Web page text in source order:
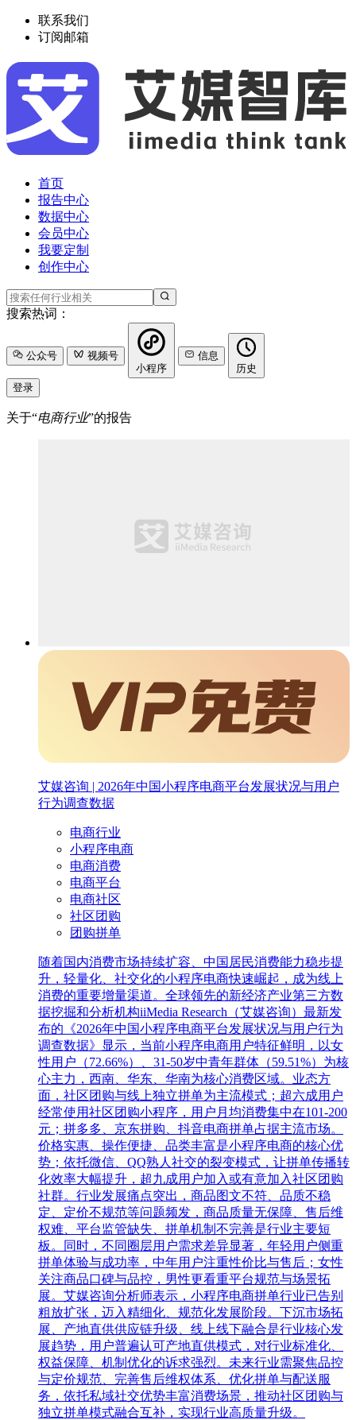
联系我们
订阅邮箱
首页
报告中心
数据中心
会员中心
我要定制
创作中心
搜索热词：
公众号
视频号
小程序
信息
历史
登录
关于“电商行业”的报告
艾媒咨询 | 2026年中国小程序电商平台发展状况与用户
行为调查数据
电商行业
小程序电商
电商消费
电商平台
电商社区
社区团购
团购拼单
随着国内消费市场持续扩容、中国居民消费能力稳步提
升，轻量化、社交化的小程序电商快速崛起，成为线上
消费的重要增量渠道。全球领先的新经济产业第三方数
据挖掘和分析机构iiMedia Research（艾媒咨询）最新发
布的《2026年中国小程序电商平台发展状况与用户行为
调查数据》显示，当前小程序电商用户特征鲜明，以女
性用户（72.66%）、31-50岁中青年群体（59.51%）为核
心主力，西南、华东、华南为核心消费区域。业态方
面，社区团购与线上独立拼单为主流模式；超六成用户
经常使用社区团购小程序，用户月均消费集中在101-200
元；拼多多、京东拼购、抖音电商拼单占据主流市场。
价格实惠、操作便捷、品类丰富是小程序电商的核心优
势；依托微信、QQ熟人社交的裂变模式，让拼单传播转
化效率大幅提升，超九成用户加入或有意加入社区团购
社群。行业发展痛点突出，商品图文不符、品质不稳
定、定价不规范等问题频发，商品质量无保障、售后维
权难、平台监管缺失、拼单机制不完善是行业主要短
板。同时，不同圈层用户需求差异显著，年轻用户侧重
拼单体验与成功率，中年用户注重性价比与售后；女性
关注商品口碑与品控，男性更看重平台规范与场景拓
展。艾媒咨询分析师表示，小程序电商拼单行业已告别
粗放扩张，迈入精细化、规范化发展阶段。下沉市场拓
展、产地直供供应链升级、线上线下融合是行业核心发
展趋势，用户普遍认可产地直供模式，对行业标准化、
权益保障、机制优化的诉求强烈。未来行业需聚焦品控
与定价规范、完善售后维权体系、优化拼单与配送服
务，依托私域社交优势丰富消费场景，推动社区团购与
独立拼单模式融合互补，实现行业高质量升级。